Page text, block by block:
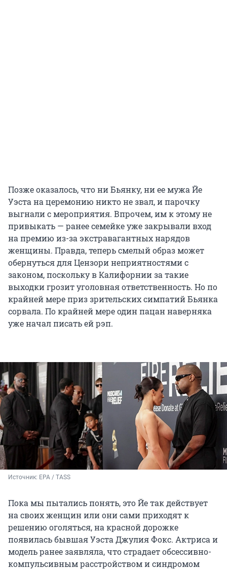
Позже оказалось, что ни Бьянку, ни ее мужа Йе
Уэста на церемонию никто не звал, и парочку
выгнали с мероприятия. Впрочем, им к этому не
привыкать — ранее семейке уже закрывали вход
на премию из-за экстравагантных нарядов
женщины. Правда, теперь смелый образ может
обернуться для Цензори неприятностями с
законом, поскольку в Калифорнии за такие
выходки грозит уголовная ответственность. Но по
крайней мере приз зрительских симпатий Бьянка
сорвала. По крайней мере один пацан наверняка
уже начал писать ей рэп.
Источник: EPA / TASS
Пока мы пытались понять, это Йе так действует
на своих женщин или они сами приходят к
решению оголяться, на красной дорожке
появилась бывшая Уэста Джулия Фокс. Актриса и
модель ранее заявляла, что страдает обсессивно-
компульсивным расстройством и синдромом